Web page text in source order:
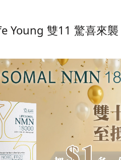
檢查
Young 雙11 驚喜來